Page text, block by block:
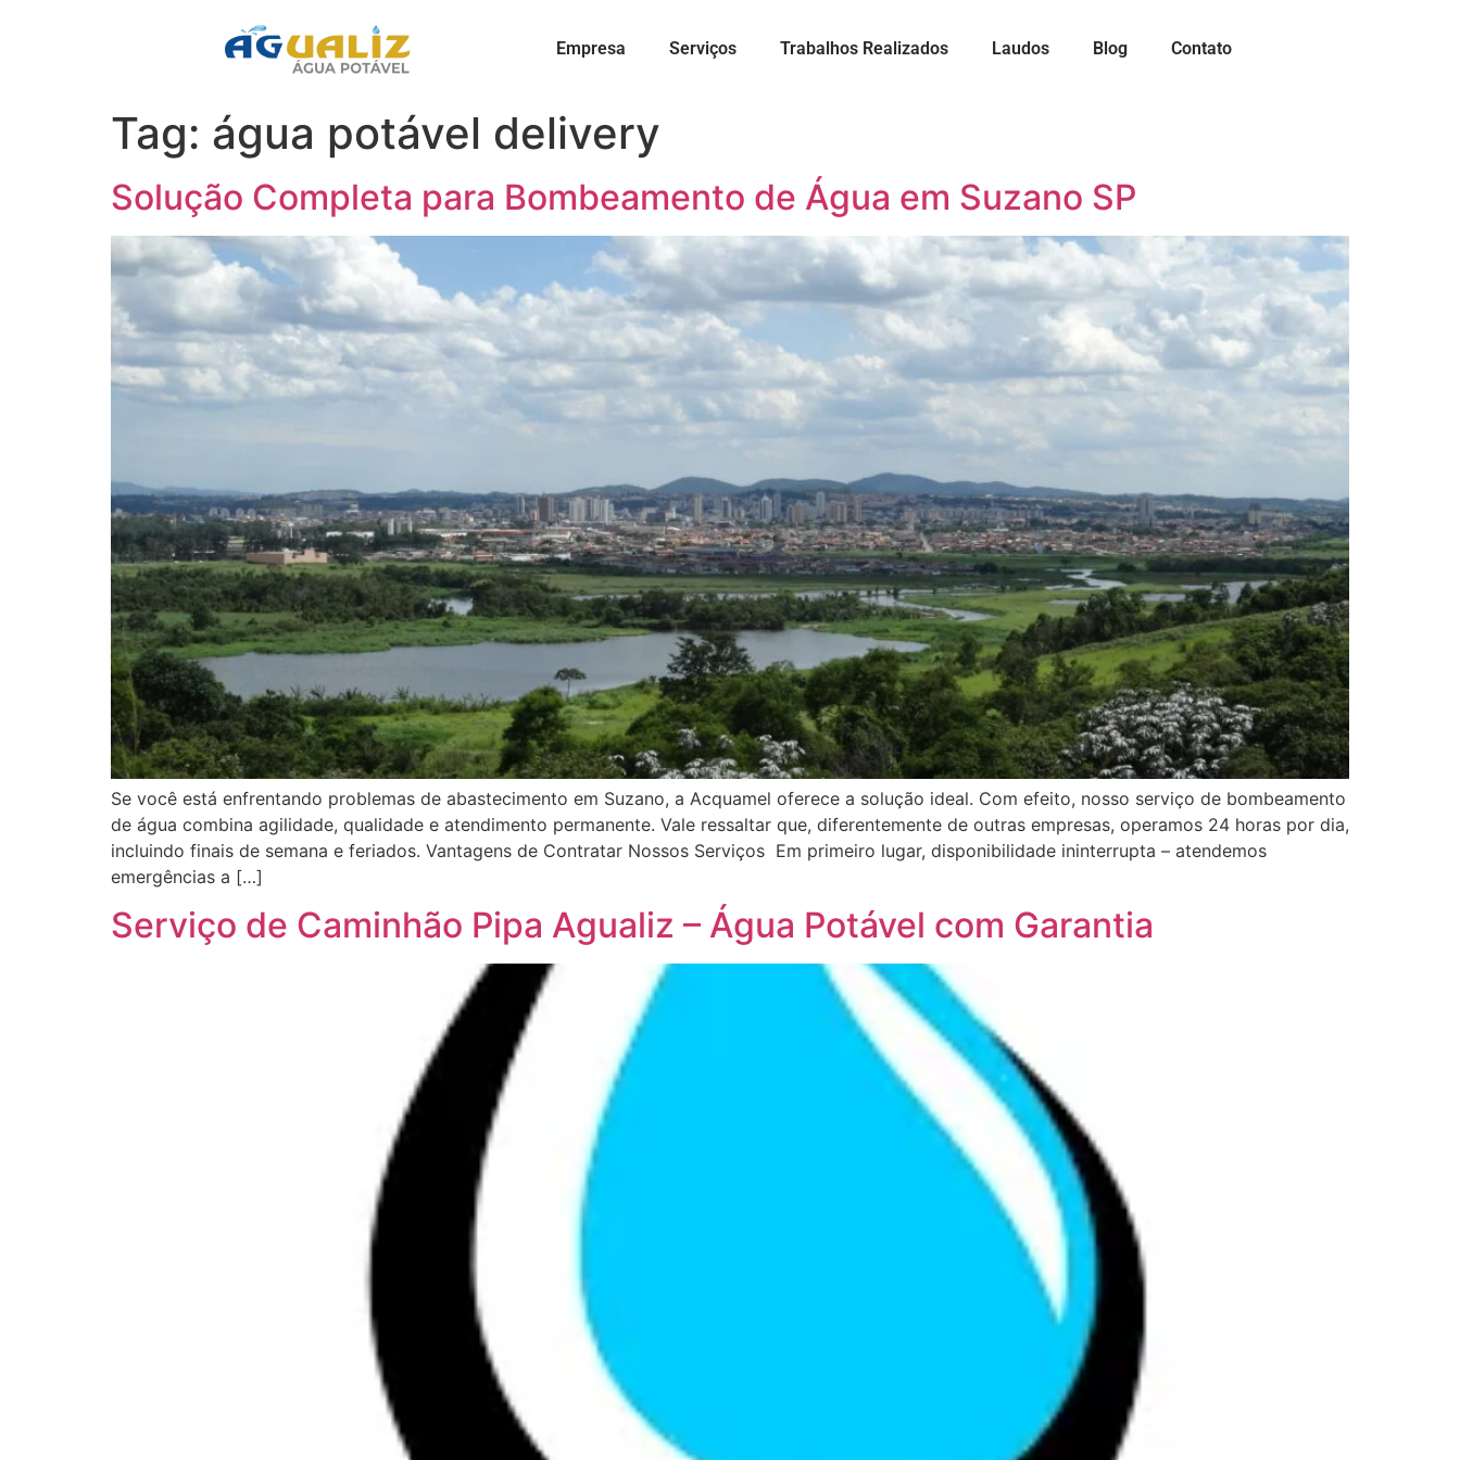
Empresa Serviços Trabalhos Realizados Laudos Blog Contato
Tag: água potável delivery
Solução Completa para Bombeamento de Água em Suzano SP
Se você está enfrentando problemas de abastecimento em Suzano, a Acquamel oferece a solução ideal. Com efeito, nosso serviço de bombeamento
de água combina agilidade, qualidade e atendimento permanente. Vale ressaltar que, diferentemente de outras empresas, operamos 24 horas por dia,
incluindo finais de semana e feriados. Vantagens de Contratar Nossos Serviços Em primeiro lugar, disponibilidade ininterrupta – atendemos
emergências a […]
Serviço de Caminhão Pipa Agualiz – Água Potável com Garantia